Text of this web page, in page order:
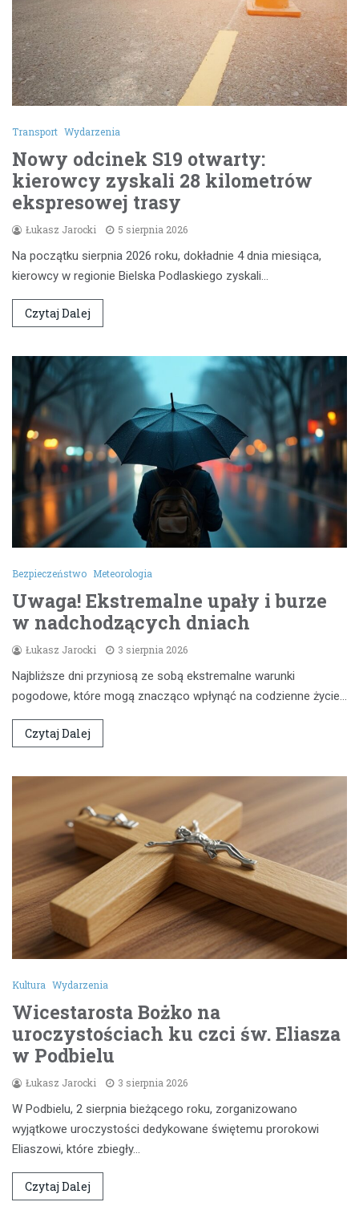
Transport Wydarzenia
Nowy odcinek S19 otwarty:
kierowcy zyskali 28 kilometrów
ekspresowej trasy
Łukasz Jarocki 5 sierpnia 2026
Na początku sierpnia 2026 roku, dokładnie 4 dnia miesiąca,
kierowcy w regionie Bielska Podlaskiego zyskali…
Czytaj Dalej
Bezpieczeństwo Meteorologia
Uwaga! Ekstremalne upały i burze
w nadchodzących dniach
Łukasz Jarocki 3 sierpnia 2026
Najbliższe dni przyniosą ze sobą ekstremalne warunki
pogodowe, które mogą znacząco wpłynąć na codzienne życie…
Czytaj Dalej
Kultura Wydarzenia
Wicestarosta Bożko na
uroczystościach ku czci św. Eliasza
w Podbielu
Łukasz Jarocki 3 sierpnia 2026
W Podbielu, 2 sierpnia bieżącego roku, zorganizowano
wyjątkowe uroczystości dedykowane świętemu prorokowi
Eliaszowi, które zbiegły…
Czytaj Dalej